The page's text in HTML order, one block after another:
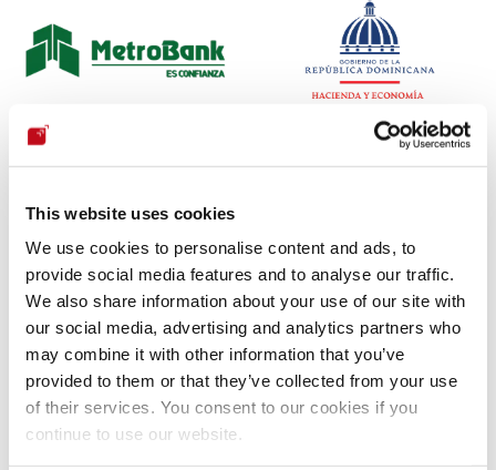
This website uses cookies
We use cookies to personalise content and ads, to
provide social media features and to analyse our traffic.
We also share information about your use of our site with
our social media, advertising and analytics partners who
may combine it with other information that you’ve
provided to them or that they’ve collected from your use
of their services. You consent to our cookies if you
continue to use our website.